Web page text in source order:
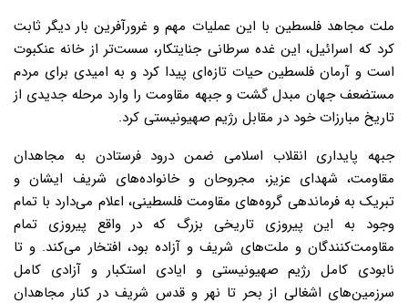
ملت مجاهد فلسطین با این عملیات مهم و غرورآفرین بار دیگر ثابت
کرد که اسرائیل، این غده سرطانی جنایتکار، سست‌تر از خانه عنکبوت
است و آرمان فلسطین حیات تازه‌ای پیدا کرد و به امیدی برای مردم
مستضعف جهان مبدل گشت و جبهه مقاومت را وارد مرحله جدیدی از
تاریخ مبارزات خود در مقابل رژیم صهیونیستی کرد.
جبهه پایداری انقلاب اسلامی ضمن درود فرستادن به مجاهدان
مقاومت، شهدای عزیز، مجروحان و خانواده‌های شریف ایشان و
تبریک به فرماندهی گروه‌های مقاومت فلسطینی، اعلام می‌دارد با تمام
وجود به این پیروزی تاریخی بزرگ که در واقع پیروزی تمام
مقاومت‌کنندگان و ملت‌های شریف و آزاده بود، افتخار می‌کند. و تا
نابودی کامل رژیم صهیونیستی و ایادی استکبار و آزادی کامل
سرزمین‌های اشغالی از بحر تا نهر و قدس شریف در کنار مجاهدان